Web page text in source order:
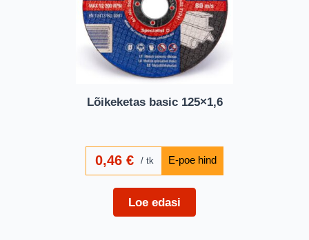
Lõikeketas basic 125×1,6
0,46€ tk
Loe edasi